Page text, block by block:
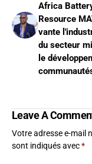
Africa
Resource
vante
du secteur
le
Leave A
Votre adresse e-mail
sont indiqués avec*